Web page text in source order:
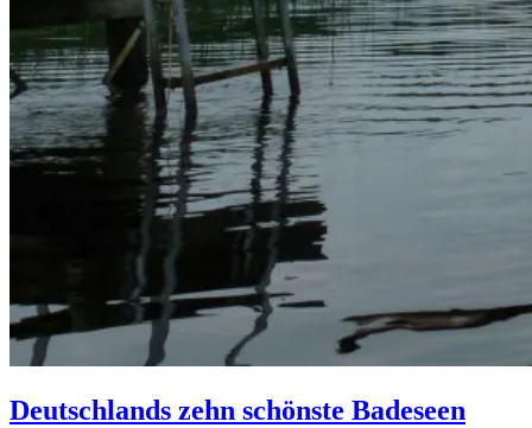
Deutschlands zehn schönste Badeseen